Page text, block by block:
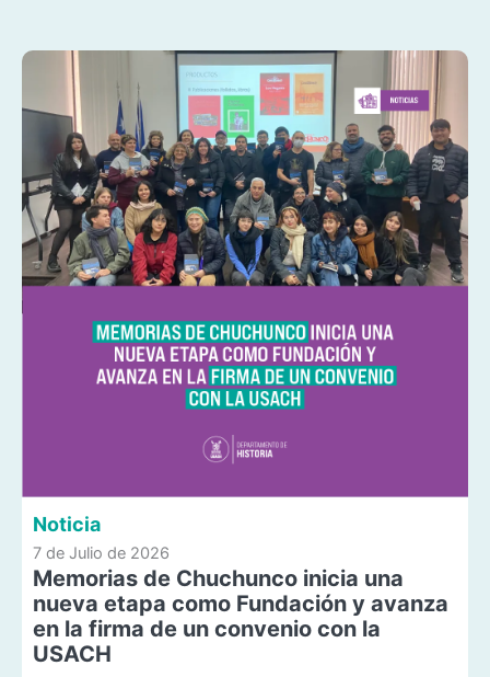
Noticia
7 de Julio de 2026
Memorias de Chuchunco inicia una
nueva etapa como Fundación y avanza
en la firma de un convenio con la
USACH